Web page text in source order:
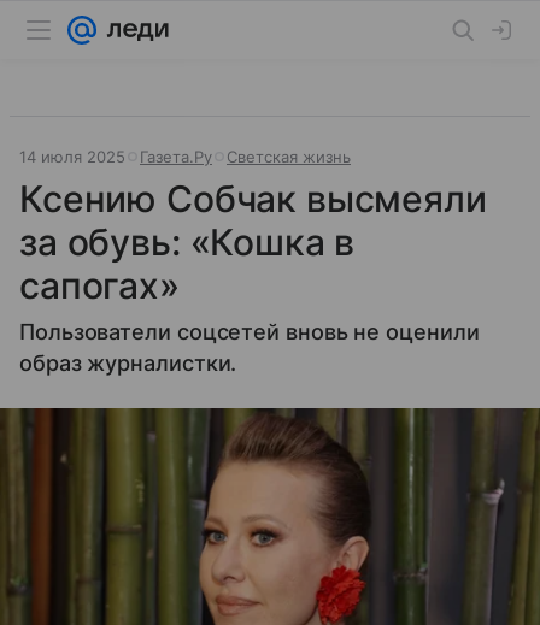
14 июля 2025 Газета.Ру Светская жизнь
Ксению Собчак высмеяли
за обувь: «Кошка в
сапогах»
Пользователи соцсетей вновь не оценили
образ журналистки.